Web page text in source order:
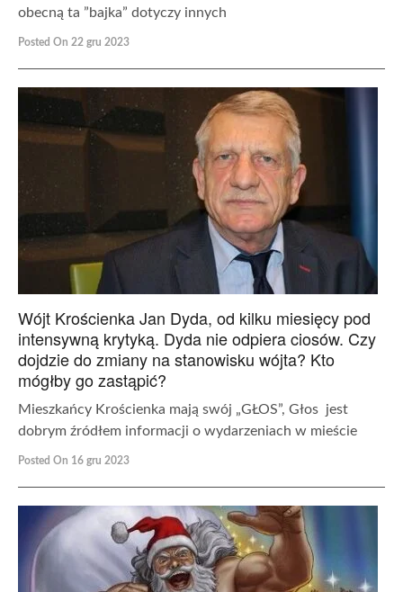
obecną ta ”bajka” dotyczy innych
Posted On 22 gru 2023
Wójt Krościenka Jan Dyda, od kilku miesięcy pod
intensywną krytyką. Dyda nie odpiera ciosów. Czy
dojdzie do zmiany na stanowisku wójta? Kto
mógłby go zastąpić?
Mieszkańcy Krościenka mają swój „GŁOS”, Głos jest
dobrym źródłem informacji o wydarzeniach w mieście
Posted On 16 gru 2023